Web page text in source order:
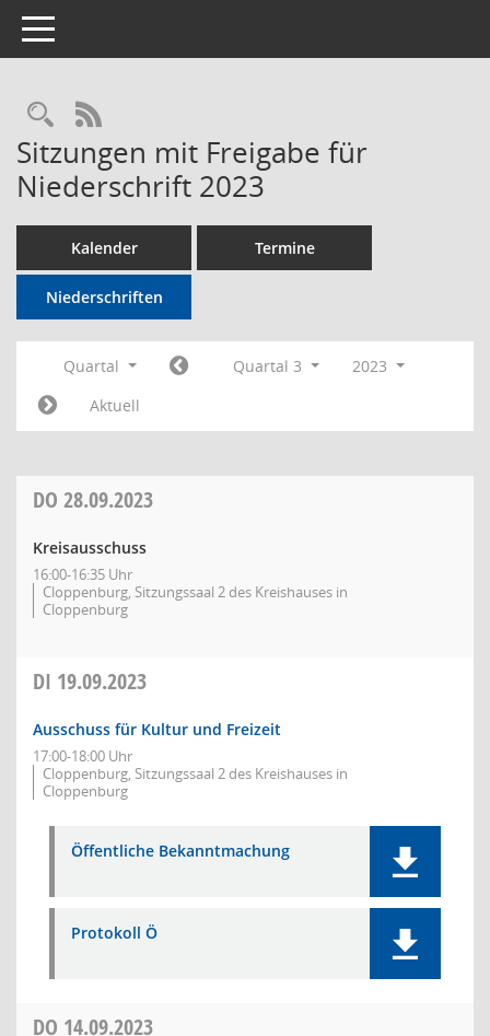
Toggle navigation
Rechercheauswahl
RSS-Feed
Sitzungen mit Freigabe für
Niederschrift 2023
Kalender Termine
Niederschriften
Quartal Quartal 3
2023
Aktuell
DO 28.09.2023
Kreisausschuss
16:00-16:35 Uhr
Cloppenburg, Sitzungssaal 2 des Kreishauses in
Cloppenburg
DI 19.09.2023
Ausschuss für Kultur und Freizeit
17:00-18:00 Uhr
Cloppenburg, Sitzungssaal 2 des Kreishauses in
Cloppenburg
Öffentliche Bekanntmachung
Protokoll Ö
DO 14.09.2023